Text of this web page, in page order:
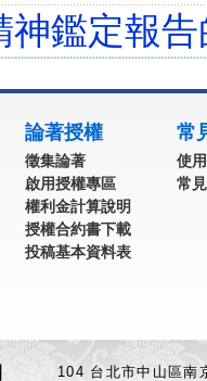
神鑑定報
論著授權
徵集論著
啟用授權專區
權利金計算說明
授權合約書下載
投稿基本資料表
常
使
常
104 台北市中山區